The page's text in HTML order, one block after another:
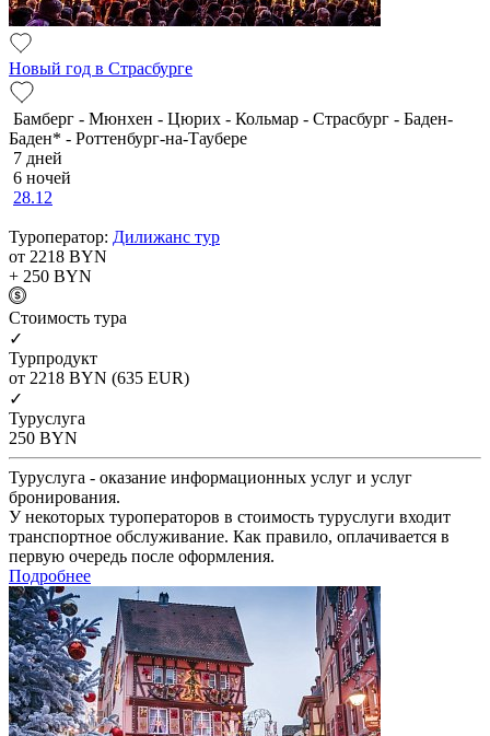
Новый год в Страсбурге
Бамберг - Мюнхен - Цюрих - Кольмар - Страсбург - Баден-
Баден* - Роттенбург-на-Таубере
7 дней
6 ночей
28.12
Туроператор: Дилижанс тур
от 2218 BYN
+ 250 BYN
Cтоимость тура
✓
Турпродукт
от 2218 BYN (635 EUR)
✓
Туруслуга
250 BYN
Туруслуга - оказание информационных услуг и услуг
бронирования.
У некоторых туроператоров в стоимость туруслуги входит
транспортное обслуживание. Как правило, оплачивается в
первую очередь после оформления.
Подробнее